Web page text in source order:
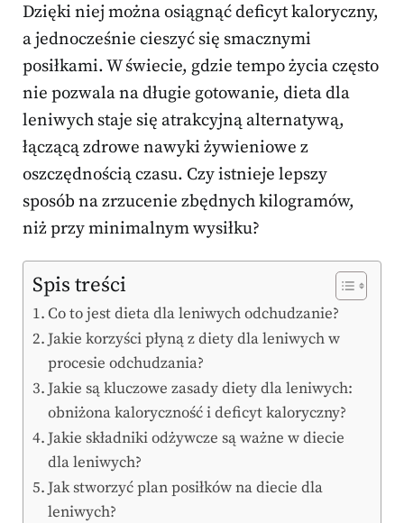
Dzięki niej można osiągnąć deficyt kaloryczny,
a jednocześnie cieszyć się smacznymi
posiłkami. W świecie, gdzie tempo życia często
nie pozwala na długie gotowanie, dieta dla
leniwych staje się atrakcyjną alternatywą,
łączącą zdrowe nawyki żywieniowe z
oszczędnością czasu. Czy istnieje lepszy
sposób na zrzucenie zbędnych kilogramów,
niż przy minimalnym wysiłku?
Spis treści
Co to jest dieta dla leniwych odchudzanie?
Jakie korzyści płyną z diety dla leniwych w
procesie odchudzania?
Jakie są kluczowe zasady diety dla leniwych:
obniżona kaloryczność i deficyt kaloryczny?
Jakie składniki odżywcze są ważne w diecie
dla leniwych?
Jak stworzyć plan posiłków na diecie dla
leniwych?